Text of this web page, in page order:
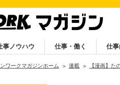
事ノウハウ 仕事・働く 仕
ワークマガジンホーム 連載 【漫画】た